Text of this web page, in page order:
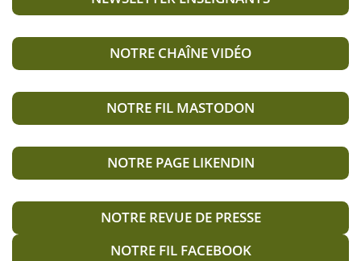
NOTRE CHAÎNE VIDÉO
NOTRE FIL MASTODON
NOTRE PAGE LIKENDIN
NOTRE REVUE DE PRESSE
NOTRE FIL FACEBOOK